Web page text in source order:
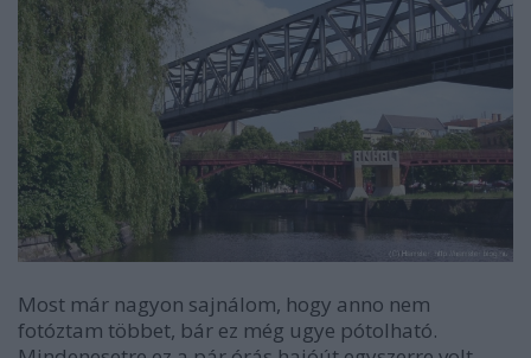
Most már nagyon sajnálom, hogy anno nem
fotóztam többet, bár ez még ugye pótolható.